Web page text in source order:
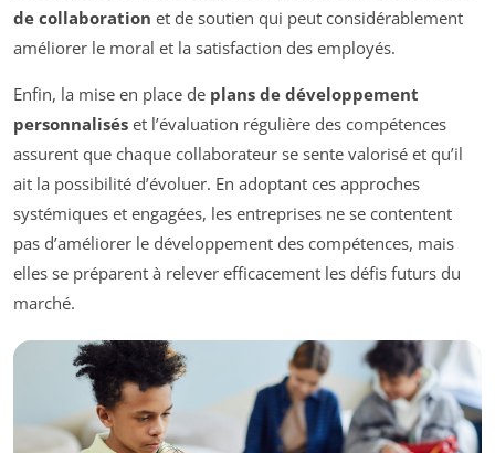
de collaboration et de soutien qui peut considérablement
améliorer le moral et la satisfaction des employés.
Enfin, la mise en place de plans de développement
personnalisés et l’évaluation régulière des compétences
assurent que chaque collaborateur se sente valorisé et qu’il
ait la possibilité d’évoluer. En adoptant ces approches
systémiques et engagées, les entreprises ne se contentent
pas d’améliorer le développement des compétences, mais
elles se préparent à relever efficacement les défis futurs du
marché.